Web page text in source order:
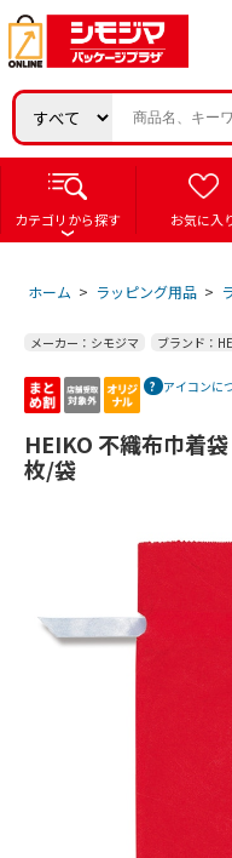
カテゴリから探す お気に入
ホーム > ラッピング用品 >
メーカー：シモジマ ブランド：
アイコンに
HEIKO 不織布巾着
枚/袋